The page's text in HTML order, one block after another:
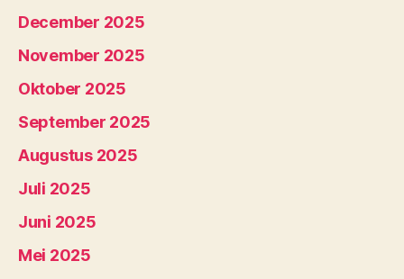
December 2025
November 2025
Oktober 2025
September 2025
Augustus 2025
Juli 2025
Juni 2025
Mei 2025